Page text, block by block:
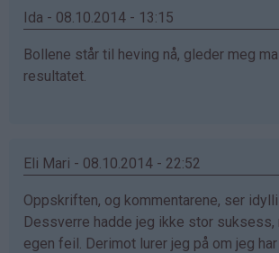
Frida-
Lænshamn
(ikke
Ida - 08.10.2014 - 13:15
Bollene står til heving nå, gleder meg
resultatet.
Eli Mari - 08.10.2014 - 22:52
Oppskriften, og kommentarene, ser
Dessverre hadde jeg ikke stor suksess,
egen feil. Derimot lurer jeg på om jeg